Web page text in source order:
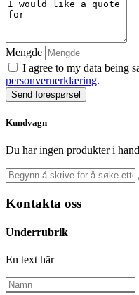
Mengde
I agree to my data being
personvernerklæring.
Send forespørsel
Kundvagn
Du har ingen produkter i
Kontakta oss
Underrubrik
En text här